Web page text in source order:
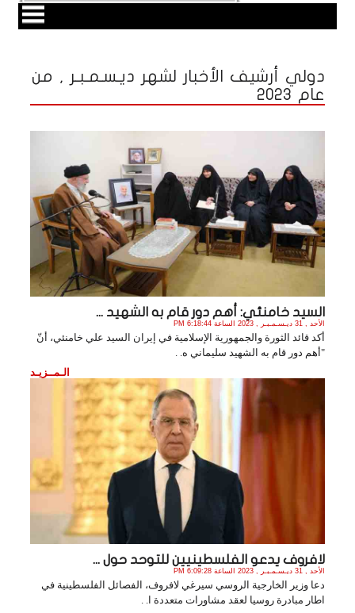
دولي أرشيف الأخبار لشهر ديـسـمـبـر , من
عام 2023
السيد خامنئي: أهم دور قام به الشهيد ...
الأحد , 31 ديـسـمـبـر , 2023 الساعة 6:18:44 PM
أكد قائد الثورة والجمهورية الإسلامية في إيران السيد علي خامنئي، أنّ
"أهم دور قام به الشهيد سليماني ه. .
الـمــزيـد
لافروف يدعو الفلسطينيين للتوحد حول ...
الأحد , 31 ديـسـمـبـر , 2023 الساعة 6:09:28 PM
دعا وزير الخارجية الروسي سيرغي لافروف، الفصائل الفلسطينية في
اطار مبادرة روسيا لعقد مشاورات متعددة ا. .